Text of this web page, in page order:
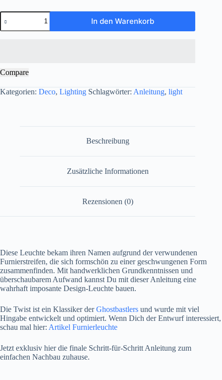
Furnierleuchte
Twist
Menge
In den Warenkorb
Compare
Kategorien: Deco, Lighting Schlagwörter: Anleitung, light
Beschreibung
Zusätzliche Informationen
Rezensionen (0)
Diese Leuchte bekam ihren Namen aufgrund der verwundenen
Furnierstreifen, die sich formschön zu einer geschwungenen Form
zusammenfinden. Mit handwerklichen Grundkenntnissen und
überschaubarem Aufwand kannst Du mit dieser Anleitung eine
wahrhaft imposante Design-Leuchte bauen.
Die Twist ist ein Klassiker derGhostbastlers und wurde mit viel
Hingabe entwickelt und optimiert. Wenn Dich der Entwurf interessiert,
schau mal hier: Artikel Furnierleuchte
Jetzt exklusiv hier die finale Schritt-für-Schritt Anleitung zum
einfachen Nachbau zuhause.